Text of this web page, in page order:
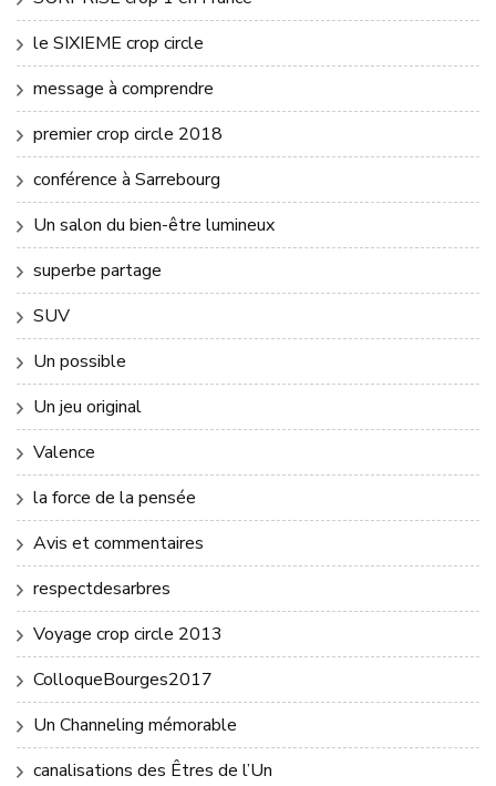
le SIXIEME crop circle
message à comprendre
premier crop circle 2018
conférence à Sarrebourg
Un salon du bien-être lumineux
superbe partage
SUV
Un possible
Un jeu original
Valence
la force de la pensée
Avis et commentaires
respectdesarbres
Voyage crop circle 2013
ColloqueBourges2017
Un Channeling mémorable
canalisations des Êtres de l’Un